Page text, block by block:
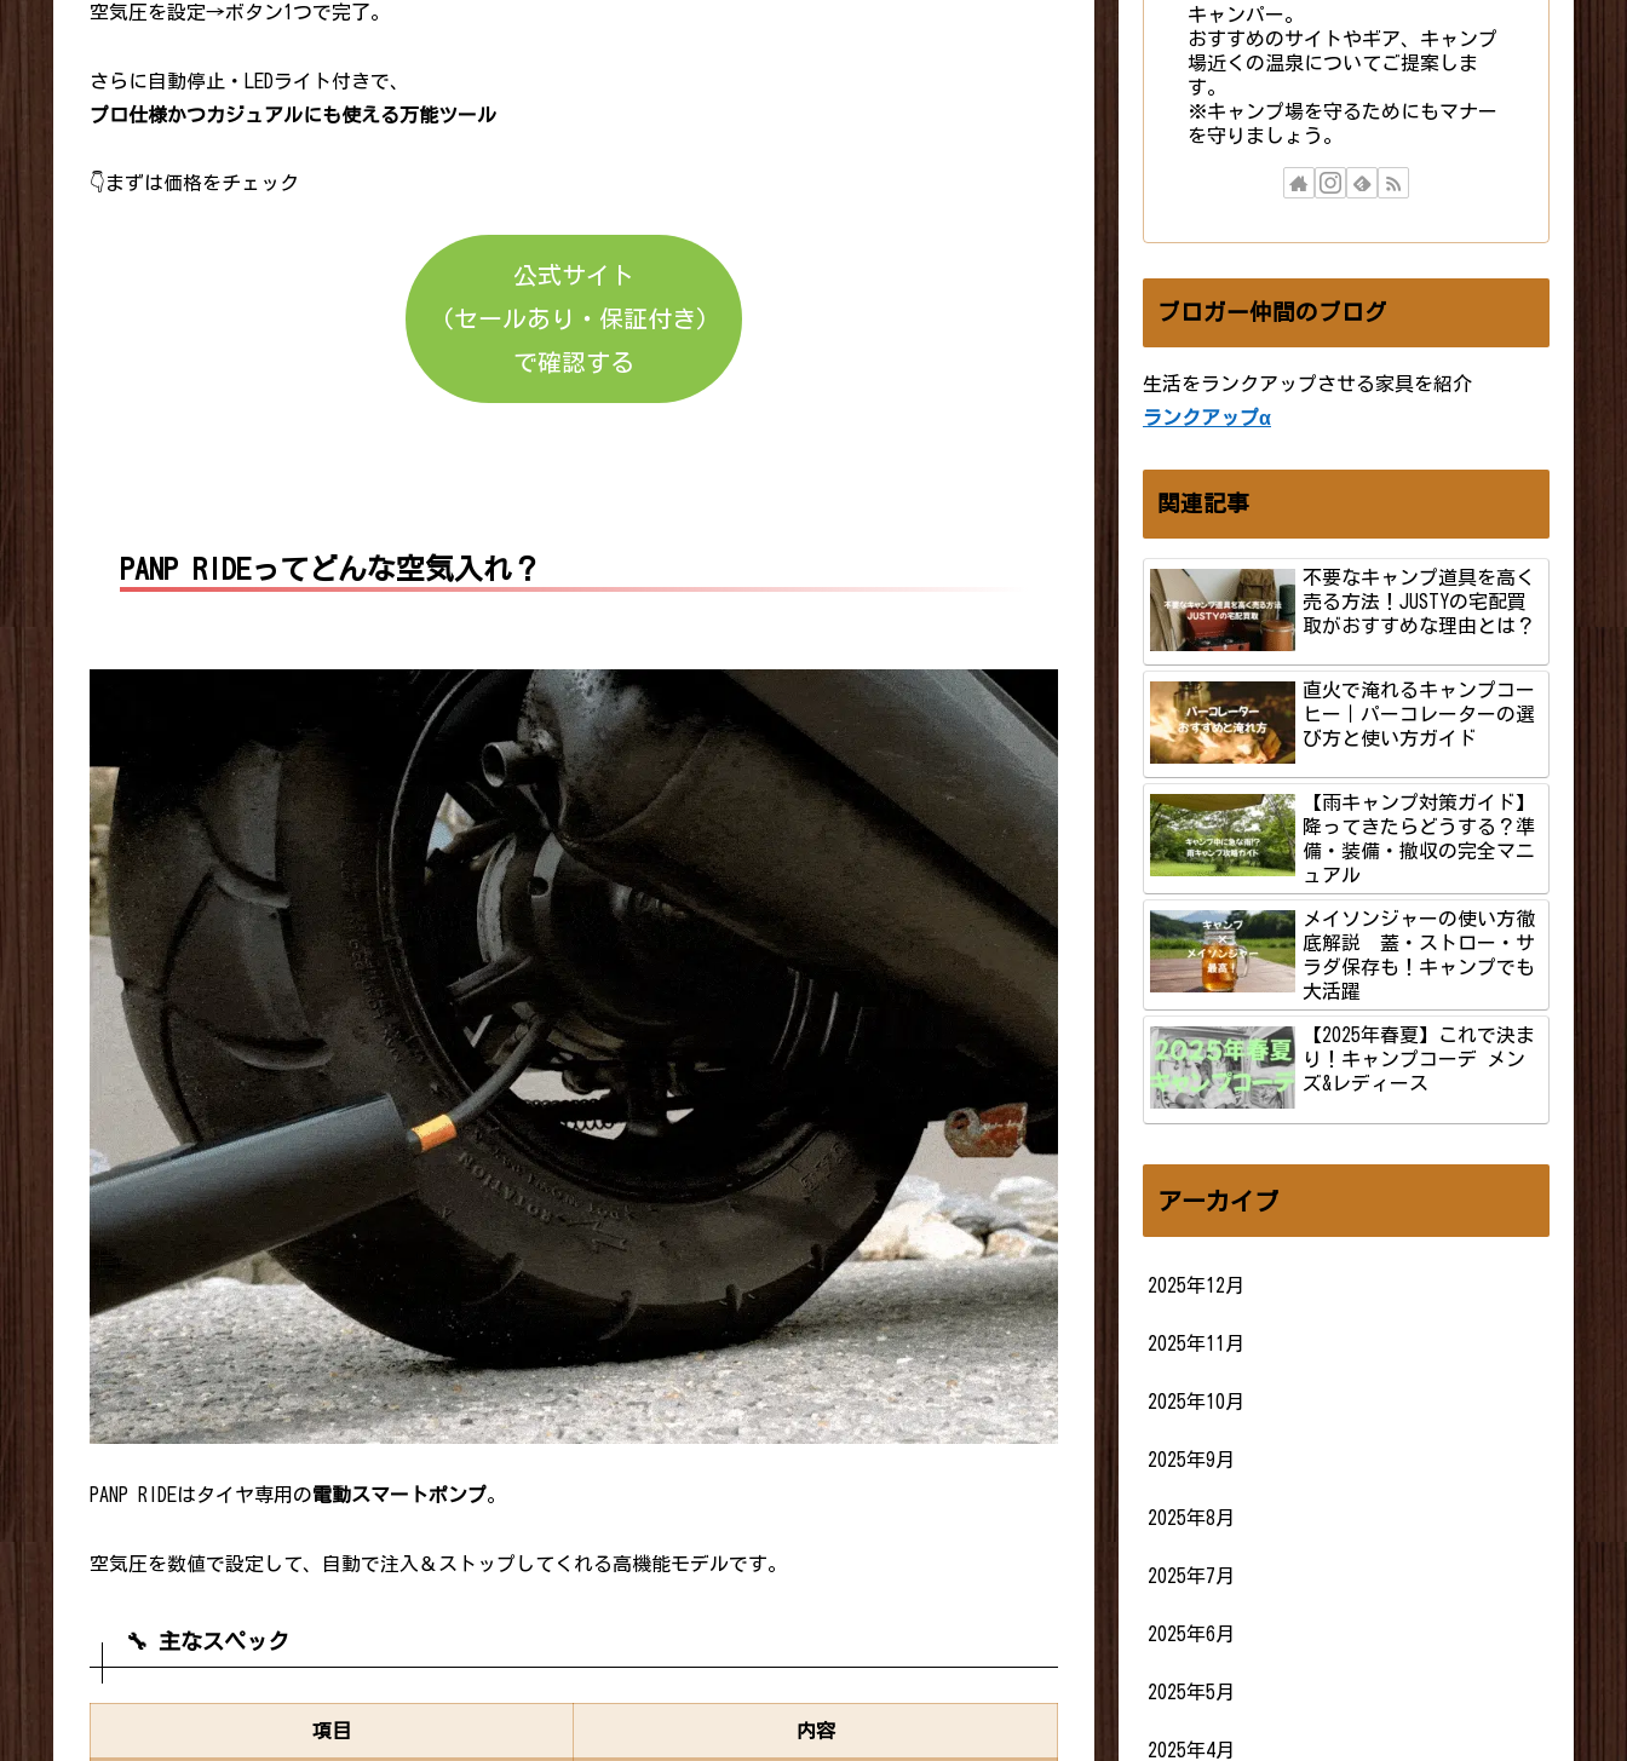
空気圧を設定→ボタン1つで完了。
さらに自動停止・LEDライト付きで、
プロ仕様かつカジュアルにも使える万能ツール
👇まずは価格をチェック
公式サイト
(セールあり・保証付き)
で確認する
PANP RIDEってどんな空気入れ？
PANP RIDEはタイヤ専用の電動スマートポンプ。
空気圧を数値で設定して、自動で注入＆ストップしてくれる高機能モデルです。
🔧 主なスペック
項目 内容
キャンパー。
おすすめのサイトやギア、キャンプ
場近くの温泉についてご提案しま
す。
※キャンプ場を守るためにもマナー
を守りましょう。
ブロガー仲間のブログ
生活をランクアップさせる家具を紹介
ランクアップα
関連記事
不要なキャンプ道具を高く
売る方法！JUSTYの宅配買
取がおすすめな理由とは？
直火で淹れるキャンプコー
ヒー｜パーコレーターの選
び方と使い方ガイド
【雨キャンプ対策ガイド】
降ってきたらどうする？準
備・装備・撤収の完全マニ
ュアル
メイソンジャーの使い方徹
底解説 蓋・ストロー・サ
ラダ保存も！キャンプでも
大活躍
【2025年春夏】これで決ま
り！キャンプコーデ メン
ズ&レディース
アーカイブ
2025年12月
2025年11月
2025年10月
2025年9月
2025年8月
2025年7月
2025年6月
2025年5月
2025年4月